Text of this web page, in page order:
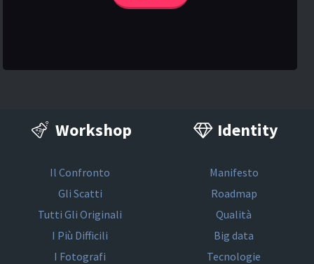
Workshop
Il Confronto
Gli Scatti
Tutti Gli Originali
I Più Difficili
I Fotografi
Identity
Manifesto
Roadmap
Qualità
Big data
Tecnologie